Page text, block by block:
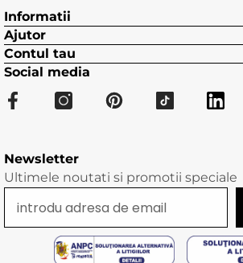
Informatii
Ajutor
Contul tau
Social media
Newsletter
Ultimele noutati si promotii speciale